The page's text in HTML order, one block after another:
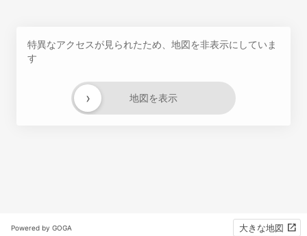
特異なアクセスが見られたため、地図を非表示にしていま
す
地図を表示
›
Powered by GOGA 大きな地図